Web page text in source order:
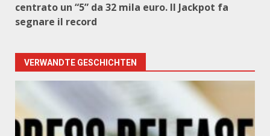
centrato un “5” da 32 mila euro. Il Jackpot fa
segnare il record
VERWANDTE GESCHICHTEN